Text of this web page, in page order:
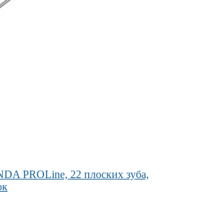
PROLine, 22 плоских зуба,